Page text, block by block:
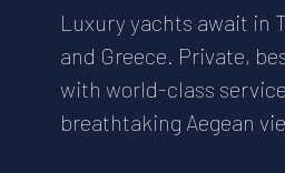
Luxury yachts await in
and Greece. Private,
with world-class
breathtaking Aegean